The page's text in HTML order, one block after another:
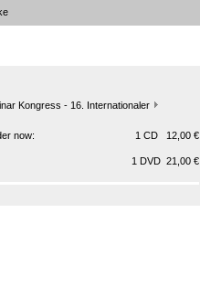
Kongress - 16. Internationaler
now:
1 CD 12,00 €
1 DVD 21,00 €